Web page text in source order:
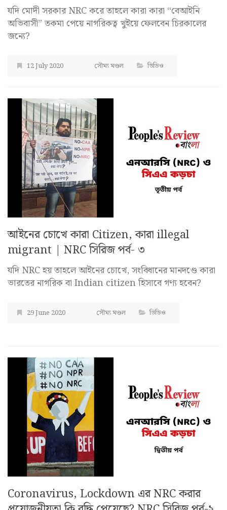
যদি মোদী সরকার NRC করে তাহলে কারা কারা “বেআইনি
অভিবাসী” তকমা পেয়ে নাগরিকত্ব খুইয়ে ফেলবেন চিরকালের
জন্যে?
12 July 2020 সৌম্য মণ্ডল ভিডিও
আইনের চোখে কারা Citizen, কারা illegal
migrant | NRC সিরিজ পর্ব- ৩
যদি NRC হয় তাহলে আইনের চোখে, সংবিধানের মানদণ্ডে কারা
ভারতের নাগরিক বা Indian citizen হিসাবে গণ্য হবেন?
29 June 2020 সৌম্য মণ্ডল ভিডিও
Coronavirus, Lockdown এর NRC করার